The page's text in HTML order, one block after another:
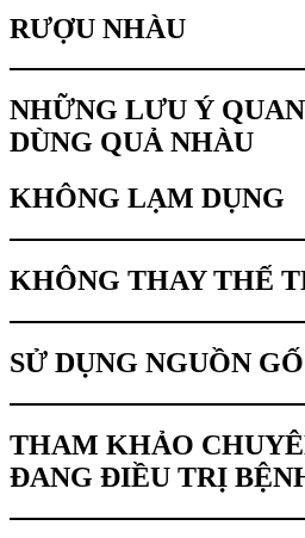
RƯỢU NHÀU
NHỮNG LƯU Ý
DÙNG QUẢ NHÀU
KHÔNG LẠM DỤNG
KHÔNG THAY THẾ
SỬ DỤNG NGUỒN
THAM KHẢO
ĐANG ĐIỀU TRỊ